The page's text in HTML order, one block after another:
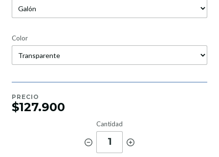
Color
PRECIO
$127.900
Cantidad
1